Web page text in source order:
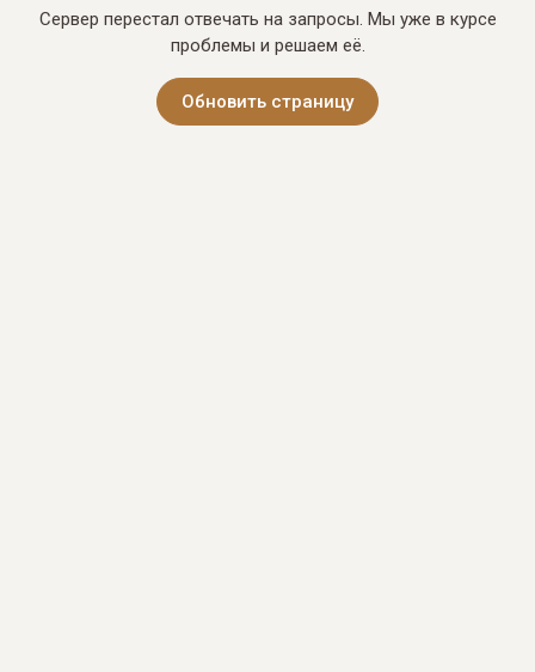
Сервер перестал отвечать на запросы. Мы уже в курсе
проблемы и решаем её.
Обновить страницу